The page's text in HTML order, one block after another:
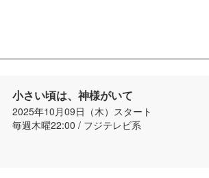
小さい頃は、神様がいて
2025年10月09日（木）スタート
毎週木曜22:00 / フジテレビ系